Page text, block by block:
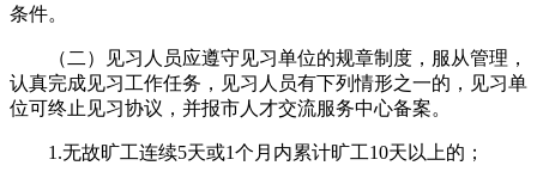
条件。
（二）见习人员应遵守见习单位的规章制度，服从管理，
认真完成见习工作任务，见习人员有下列情形之一的，见习单
位可终止见习协议，并报市人才交流服务中心备案。
1.无故旷工连续5天或1个月内累计旷工10天以上的；